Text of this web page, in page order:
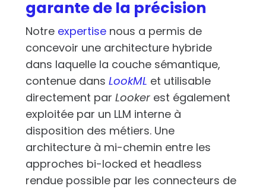
garante de la précision
Notre expertisenous a permis de
concevoir une architecture hybride
dans laquelle la couche sémantique,
contenue dans LookML et utilisable
directement par Lookerest également
exploitée par un LLM interne à
disposition des métiers. Une
architecture à mi-chemin entre les
approches bi-locked et headless
rendue possible par les connecteurs de